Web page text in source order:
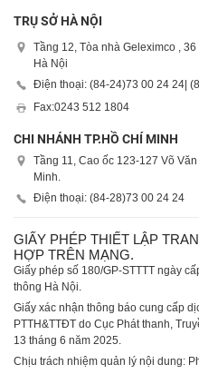
TRỤ SỞ HÀ NỘI
Tầng 12, Tòa nhà Geleximco ,
Hà Nội
Điện thoại: (84-24)73 00 24 24 |
Fax:0243 512 1804
CHI NHÁNH TP.HỒ CHÍ MINH
Tầng 11, Cao ốc 123-127 Võ
Minh.
Điện thoại: (84-28)73 00 24 24
GIẤY PHÉP THIẾT LẬP
HỢP TRÊN MẠNG.
Giấy phép số 180/GP-STTTT ngày
thông Hà Nội.
Giấy xác nhận thông báo cung cấp
PTTH&TTĐT do Cục Phát thanh,
13 tháng 6 năm 2025.
Chịu trách nhiệm quản lý nội dung: